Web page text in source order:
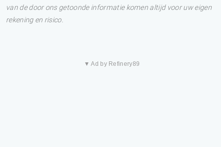
van de door ons getoonde informatie komen altijd voor uw eigen
rekening en risico.
▼ Ad by Refinery89